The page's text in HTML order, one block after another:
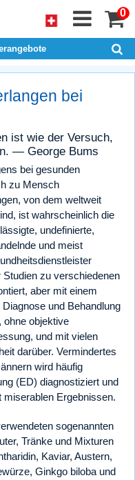
0
bei
ist wie der Versuch,
— George Bums
bei gesunden
zu Mensch
von dem weltweit
ist wahrscheinlich die
undefinierte,
und meist
zu verschiedenen
aber mit einem
und Behandlung
ohne objektive
und mit vielen
darüber. Vermindertes
wird häufig
(ED) diagnostiziert und
miserablen Ergebnissen.
sogenannten
Tränke und Mixturen
Kaviar, Austern,
Ginkgo biloba und